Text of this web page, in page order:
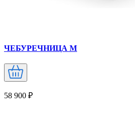
ЧЕБУРЕЧНИЦА М
58 900 ₽